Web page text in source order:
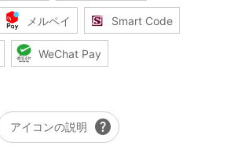
メルペイ Smart Code
WeChat Pay
アイコンの説明 help